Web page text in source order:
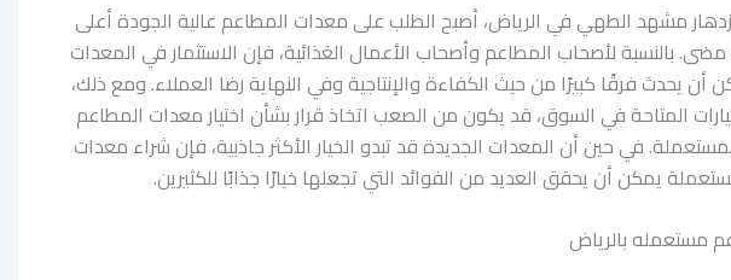
مشهد الطهي في الرياض، أصبح الطلب على معدات المطاعم عالية الجودة أعلى
بالنسبة لأصحاب المطاعم وأصحاب الأعمال الغذائية، فإن الاستثمار في المعدات
أن يحدث فرقًا كبيرًا من حيث الكفاءة والإنتاجية وفي النهاية رضا العملاء. ومع ذلك،
المتاحة في السوق، قد يكون من الصعب اتخاذ قرار بشأن اختيار معدات المطاعم
في حين أن المعدات الجديدة قد تبدو الخيار الأكثر جاذبية، فإن شراء معدات
يمكن أن يحقق العديد من الفوائد التي تجعلها خيارًا جذابًا للكثيرين.
مستعمله بالرياض